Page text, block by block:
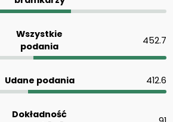
Wszystkie
podania
452.7
Udane podania 412.6
Dokładność